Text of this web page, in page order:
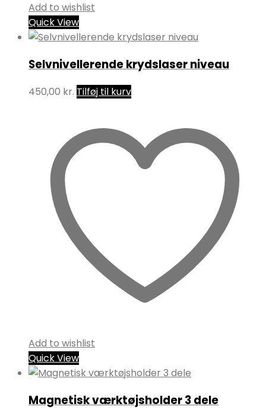
Add to wishlist
Quick View
Selvnivellerende krydslaser niveau
450,00 kr. Tilføj til kurv
Add to wishlist
Quick View
Magnetisk værktøjsholder 3 dele